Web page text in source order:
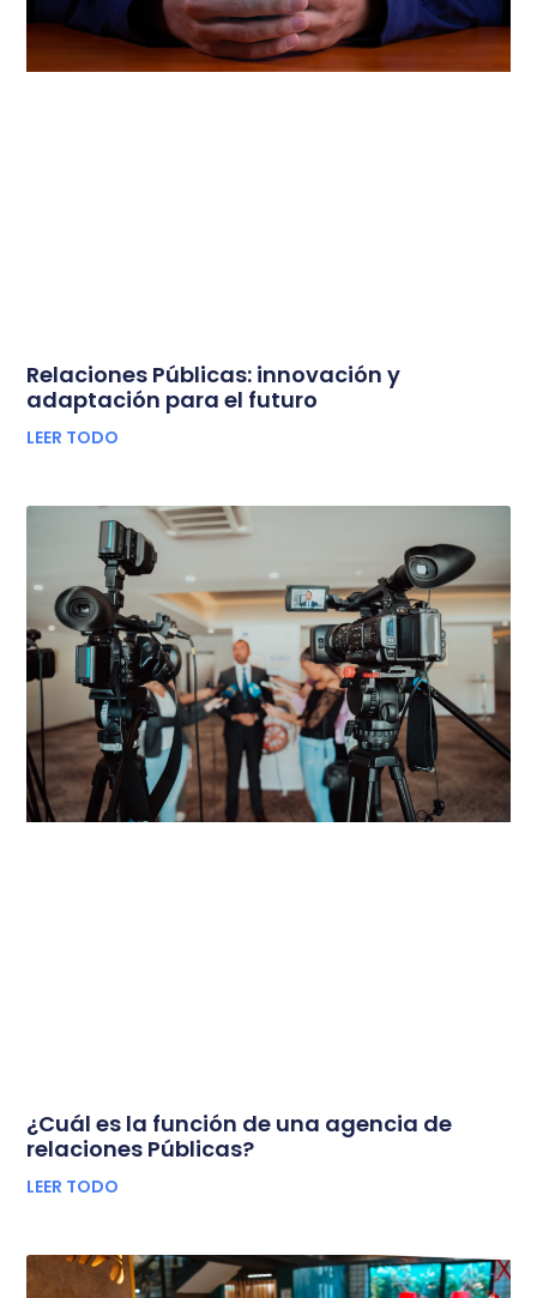
Relaciones Públicas: innovación y
adaptación para el futuro
LEER TODO
¿Cuál es la función de una agencia de
relaciones Públicas?
LEER TODO